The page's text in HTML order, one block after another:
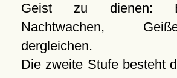
Geist zu dienen:
Nachtwachen,
dergleichen.
Die zweite Stufe besteht